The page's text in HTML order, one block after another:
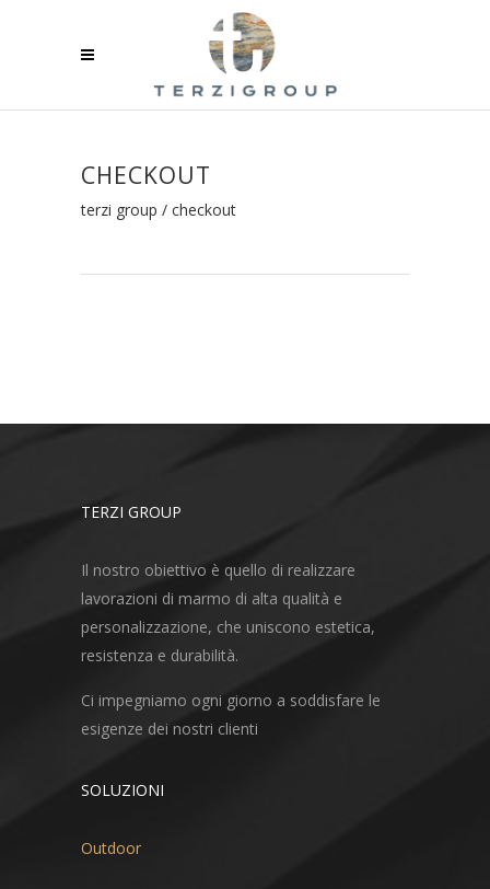
CHECKOUT
terzi group / checkout
TERZI GROUP
Il nostro obiettivo è quello di realizzare
lavorazioni di marmo di alta qualità e
personalizzazione, che uniscono estetica,
resistenza e durabilità.
Ci impegniamo ogni giorno a soddisfare le
esigenze dei nostri clienti
SOLUZIONI
Outdoor